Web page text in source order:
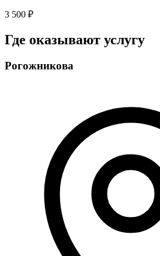
3 500 ₽
Где оказывают услугу
Рогожникова